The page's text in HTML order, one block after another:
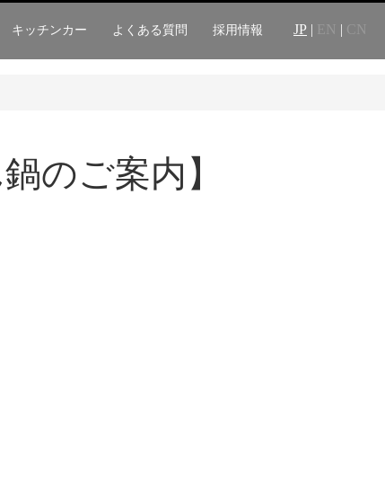
キッチンカー よくある質問 採用情報 JP | EN | CN
のご案内】